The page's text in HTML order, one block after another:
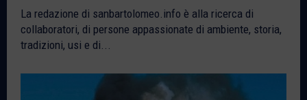
La redazione di sanbartolomeo.info è alla ricerca di
collaboratori, di persone appassionate di ambiente, storia,
tradizioni, usi e di...